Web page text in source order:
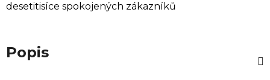
desetitisíce spokojených zákazníků
Popis